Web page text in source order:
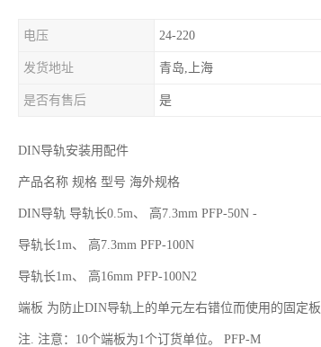
电压 24-220
发货地址 青岛,上海
是否有售后 是
DIN导轨安装用配件
产品名称 规格 型号 海外规格
DIN导轨 导轨长0.5m、 高7.3mm PFP-50N -
导轨长1m、 高7.3mm PFP-100N
导轨长1m、 高16mm PFP-100N2
端板 为防止DIN导轨上的单元左右错位而使用的固定板
注. 注意：10个端板为1个订货单位。 PFP-M